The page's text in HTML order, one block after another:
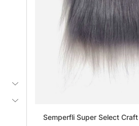
Semperfli Super Select Craft